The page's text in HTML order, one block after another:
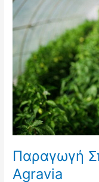
Παραγωγή
Agravia
Τομάτας
–
Agravia